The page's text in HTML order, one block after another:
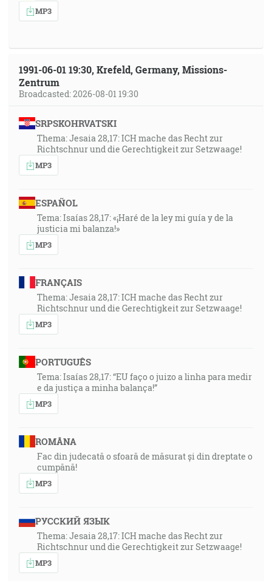
MP3
1991-06-01 19:30, Krefeld, Germany, Missions-
Zentrum
Broadcasted: 2026-08-01 19:30
SRPSKOHRVATSKI
Thema: Jesaia 28,17: ICH mache das Recht zur
Richtschnur und die Gerechtigkeit zur Setzwaage!
MP3
ESPAÑOL
Tema: Isaías 28,17: «¡Haré de la ley mi guía y de la
justicia mi balanza!»
MP3
FRANÇAIS
Thema: Jesaia 28,17: ICH mache das Recht zur
Richtschnur und die Gerechtigkeit zur Setzwaage!
MP3
PORTUGUÊS
Tema: Isaías 28,17: “EU faço o juizo a linha para medir
e da justiça a minha balança!”
MP3
ROMÂNA
Fac din judecată o sfoară de măsurat și din dreptate o
cumpănă!
MP3
РУССКИЙ ЯЗЫК
Thema: Jesaia 28,17: ICH mache das Recht zur
Richtschnur und die Gerechtigkeit zur Setzwaage!
MP3